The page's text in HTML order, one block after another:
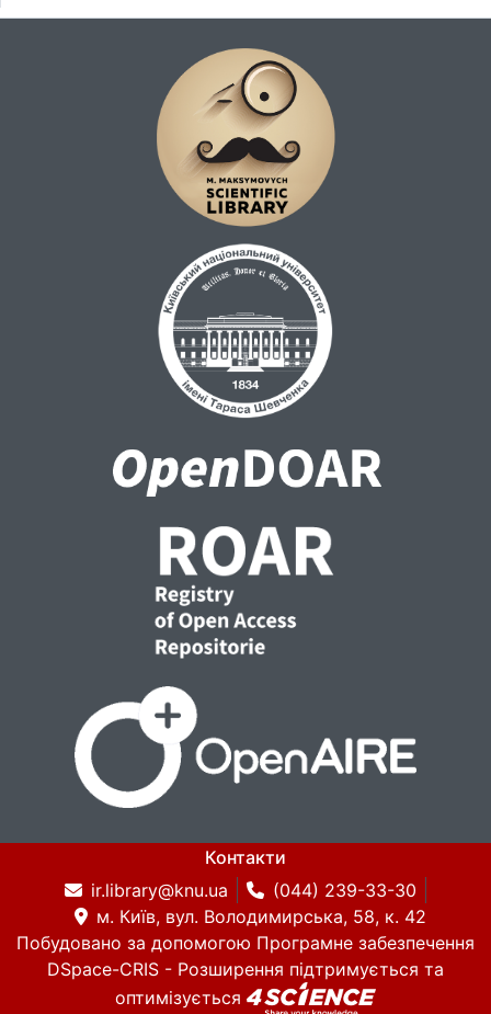
Контакти
ir.library@knu.ua
(044) 239-33-30
м. Київ, вул. Володимирська, 58, к. 42
Побудовано за допомогою Програмне забезпечення
DSpace-CRIS - Розширення підтримується та
оптимізується